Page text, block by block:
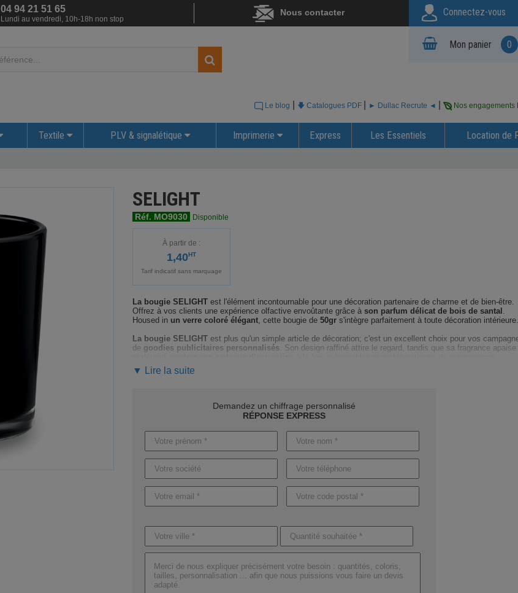
04 94 21 51 65
Lundi au vendredi, 10h-18h non stop
Nous contacter Connectez-vous
Mon panier 0
Le blog 🡇 Catalogues PDF ► Dullac Recrute ◄ Nos engagements
Textile PLV & signalétique Imprimerie Express Les Essentiels Location de
SELIGHT
Réf. MO9030 Disponible
À partir de :
1,40HT
Tarif indicatif sans marquage
La bougie SELIGHT est l'élément incontournable pour une décoration partenaire de charme et de bien-être.
Offrez à vos clients une expérience olfactive envoûtante grâce à son parfum délicat de bois de santal
Housed in un verre coloré élégant , cette bougie de 50gr s'intègre parfaitement à toute décoration intérieure.
La bougie SELIGHT est plus qu'un simple article de décoration; c'est un excellent choix pour vos
de goodies publicitaires personnalisés . Son design raffiné attire le regard, tandis que sa fragrance apaise
Nous assurons un accompagnement complet durant votre projet de personnalisation.
Profitez de délais flexibles : pour un produit non marqué, la livraison est possible sous 4 jours ouvrables.
personnalisation, comptez entre 8 et 12 jours, avec une option express pour les plus pressés.
Ne laissez pas passer l'occasion de vous démarquer en cette fin d'année.Demandez dès maintenant votre
devis rapide et personnalisé, et faites de la bougie SELIGHT l'élément clé de votre stratégie marketing.
Caractéristiques du produit :
Référence : MO9030
Nom : SELIGHT
Dimensions : Ø5X6CM
▼ Lire la suite
Demandez un chiffrage personnalisé
RÉPONSE EXPRESS